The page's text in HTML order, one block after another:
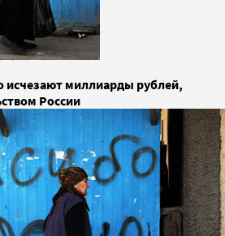
исчезают миллиарды рублей,
России